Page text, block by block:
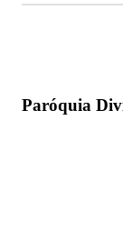
Paróquia